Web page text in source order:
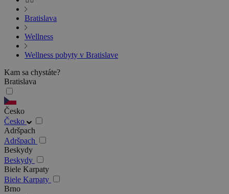
Bratislava
Wellness
Wellness pobyty v Bratislave
Kam sa chystáte?
Bratislava
Česko
Česko
Adršpach
Adršpach
Beskydy
Beskydy
Biele Karpaty
Biele Karpaty
Brno